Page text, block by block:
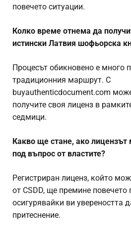
повечето ситуации.
Колко време отнема да
истински Латвия шофьорска
Процесът обикновено е много
традиционния маршрут. С
buyauthenticdocument.com
получите своя лиценз в
седмици.
Какво ще стане, ако лицензът
под въпрос от властите?
Регистриран лиценз, който
от CSDD, ще премине повечето
осигурявайки ви увереността
притеснение.